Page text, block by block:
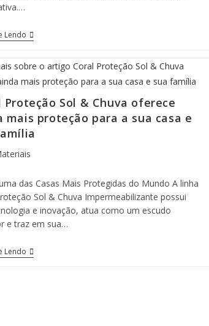
Lendo Porteiro
Eletrônico
Videoporteiro:
O
Para
A
Sua
Rotina
Proteção Sol & Chuva oferece
mais proteção para a sua casa e
das Casas Mais Protegidas do Mundo A linha
Sol & Chuva Impermeabilizante possui
e inovação, atua como um escudo
e traz em sua…
Lendo Coral
Proteção